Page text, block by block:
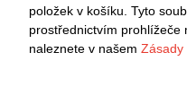
položek v košíku. Tyto
prostřednictvím prohlížeče
naleznete v našem Zásady